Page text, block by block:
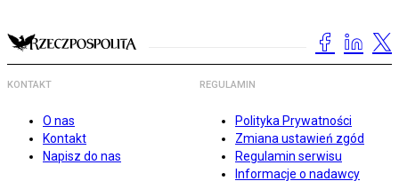
KONTAKT
O nas
Kontakt
Napisz do nas
REGULAMIN
Polityka Prywatności
Zmiana ustawień zgód
Regulamin serwisu
Informacje o nadawcy